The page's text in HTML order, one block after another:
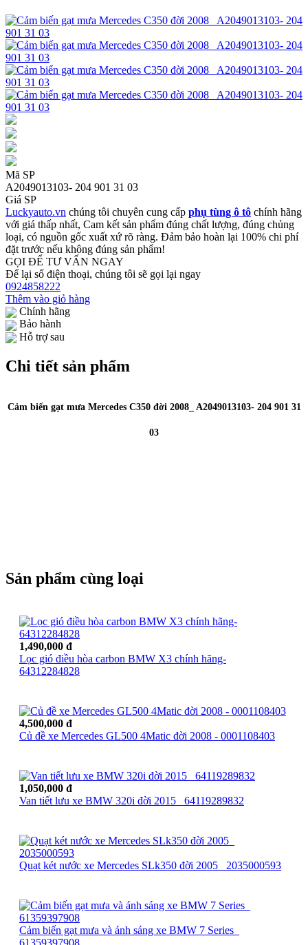
Mã SP
A2049013103- 204 901 31 03
Giá SP
Luckyauto.vn chúng tôi chuyên cung cấp phụ tùng ô tô chính hãng
với giá thấp nhất, Cam kết sản phẩm đúng chất lượng, đúng chủng
loại, có nguồn gốc xuất xứ rõ ràng. Đảm bảo hoàn lại 100% chi phí
đặt trước nếu không đúng sản phẩm!
GỌI ĐỂ TƯ VẤN NGAY
Để lại số điện thoại, chúng tôi sẽ gọi lại ngay
0924858222
Thêm vào giỏ hàng
Chính hãng
Bảo hành
Hỗ trợ sau
Chi tiết sản phẩm
Cảm biến gạt mưa Mercedes C350 đời 2008_ A2049013103- 204 901 31
03
Sản phẩm cùng loại
1,490,000 đ
Lọc gió điều hòa carbon BMW X3 chính hãng-
64312284828
4,500,000 đ
Củ đề xe Mercedes GL500 4Matic đời 2008 - 0001108403
1,050,000 đ
Van tiết lưu xe BMW 320i đời 2015_ 64119289832
Quạt két nước xe Mercedes SLk350 đời 2005_ 2035000593
Cảm biến gạt mưa và ánh sáng xe BMW 7 Series_
61359397908